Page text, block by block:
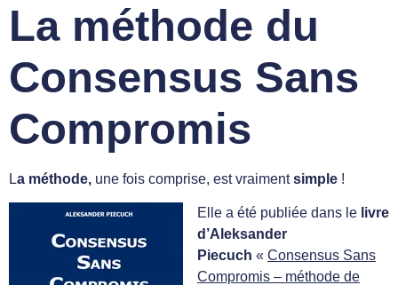
La méthode du
Consensus Sans
Compromis
La méthode, une fois comprise, est vraimentsimple !
Elle a été publiée dans le livre
d’Aleksander
Piecuch « Consensus Sans
Compromis – méthode de